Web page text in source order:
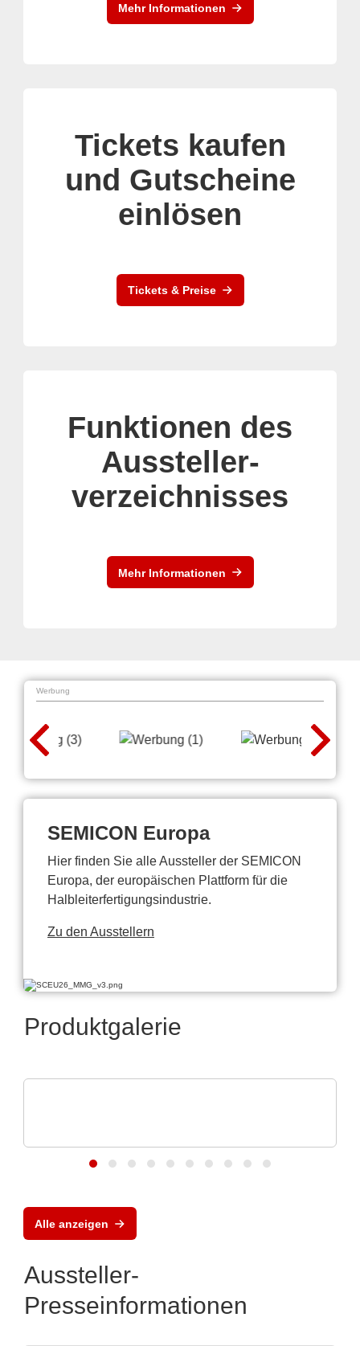
Mehr Informationen
Tickets kaufen
und Gutscheine
einlösen
Tickets & Preise
Funktionen des
Aussteller-
verzeichnisses
Mehr Informationen
Werbung
SEMICON Europa
Hier finden Sie alle Aussteller der SEMICON
Europa, der europäischen Plattform für die
Halbleiterfertigungsindustrie.
Zu den Ausstellern
Produktgalerie
Alle anzeigen
Aussteller-
Presseinformationen